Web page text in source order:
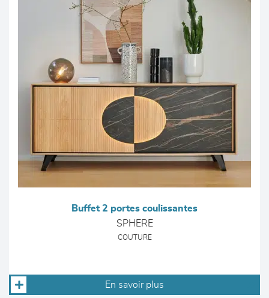
Buffet 2 portes coulissantes
SPHERE
COUTURE
En savoir plus